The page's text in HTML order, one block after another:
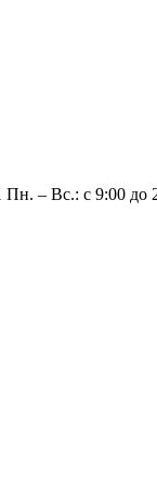
Пн. – Вс.: с 9:00 до